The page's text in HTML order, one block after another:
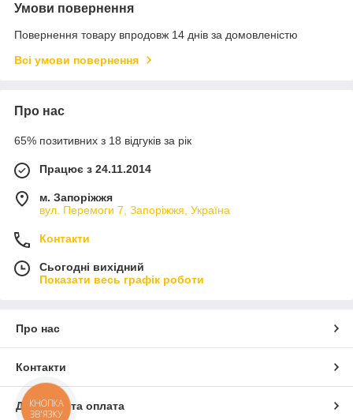
Умови повернення
Повернення товару впродовж 14 днів за домовленістю
Всі умови повернення
Про нас
65% позитивних з 18 відгуків за рік
Працює з 24.11.2014
м. Запоріжжя
вул. Перемоги 7, Запоріжжя, Україна
Контакти
Сьогодні вихідний
Показати весь графік роботи
Про нас
Контакти
Доставка та оплата
КНОПКА
ЗВ'ЯЗКУ